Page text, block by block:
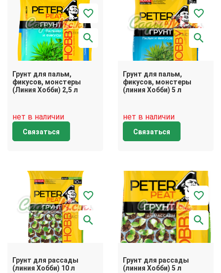
Грунт для пальм,
фикусов, монстеры
(Линия Хобби) 2,5 л
нет в наличии
Связаться
Грунт для пальм,
фикусов, монстеры
(линия Хобби) 5 л
нет в наличии
Связаться
Грунт для рассады
(линия Хобби) 10 л
Грунт для рассады
(линия Хобби) 5 л